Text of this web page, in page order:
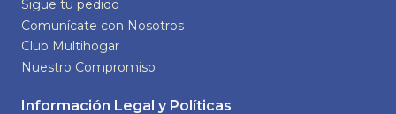
Sigue tu pedido
Comunícate con Nosotros
Club Multihogar
Nuestro Compromiso
Información Legal y Políticas